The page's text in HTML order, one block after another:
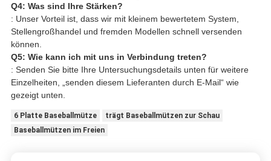
Q4: Was sind Ihre Stärken?
: Unser Vorteil ist, dass wir mit kleinem bewertetem System,
Stellengroßhandel und fremden Modellen schnell versenden
können.
Q5: Wie kann ich mit uns in Verbindung treten?
: Senden Sie bitte Ihre Untersuchungsdetails unten für weitere
Einzelheiten, „senden diesem Lieferanten durch E-Mail“ wie
gezeigt unten.
6 Platte Baseballmütze
trägt Baseballmützen zur Schau
Baseballmützen im Freien